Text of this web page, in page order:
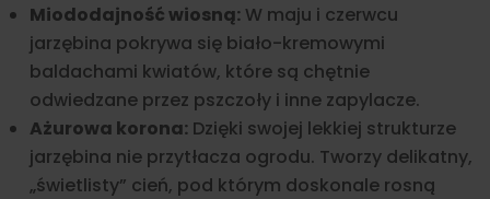
Miododajność wiosną: W maju i czerwcu
jarzębina pokrywa się biało-kremowymi
baldachami kwiatów, które są chętnie
odwiedzane przez pszczoły i inne zapylacze.
Ażurowa korona: Dzięki swojej lekkiej strukturze
jarzębina nie przytłacza ogrodu. Tworzy delikatny,
„świetlisty” cień, pod którym doskonale rosną